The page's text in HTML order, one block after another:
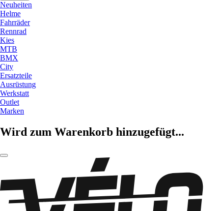
Neuheiten
Helme
Fahrräder
Rennrad
Kies
MTB
BMX
City
Ersatzteile
Ausrüstung
Werkstatt
Outlet
Marken
Wird zum Warenkorb hinzugefügt...